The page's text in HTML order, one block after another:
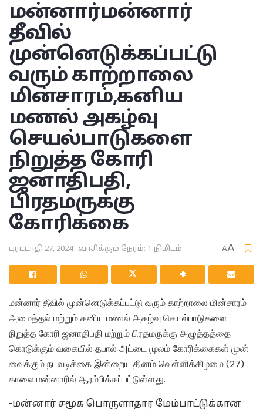
மன்னார்மன்னார்
தீவில்
முன்னெடுக்கப்பட்டு
வரும் காற்றாலை
மின்சாரம்,கனிய
மணல் அகழ்வு
செயல்பாடுகளை
நிறுத்த கோரி
ஜனாதிபதி,
பிரதமருக்கு
கோரிக்கை
புரட்டாதி 27, 2024 வாசிக்கும் நேரம்: 1 நிமிடம் AA
மன்னார் தீவில் முன்னெடுக்கப்பட்டு வரும் காற்றாலை மின்சாரம்
அமைத்தல் மற்றும் கனிய மணல் அகழ்வு செயல்பாடுகளை
நிறுத்த கோரி ஜனாதிபதி மற்றும் பிரதமருக்கு அழுத்தத்தை
கொடுக்கும் வகையில் தபால் அட்டை மூலம் கோரிக்கைகள் முன்
வைக்கும் நடவடிக்கை இன்றைய தினம் வெள்ளிக்கிழமை (27)
காலை மன்னாரில் ஆரம்பிக்கப்பட்டுள்ளது.
-மன்னார் சமூக பொருளாதார மேம்பாட்டுக்கான